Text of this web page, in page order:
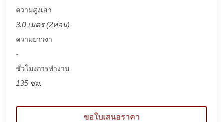
ความสูงเสา
3.0 เมตร (2ท่อน)
ความยาวงา
-
ชั่วโมงการทำงาน
135 ชม.
ขอใบเสนอราคา